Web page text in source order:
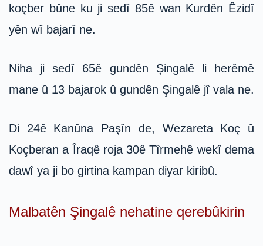
koçber bûne ku ji sedî 85ê wan Kurdên Êzidî
yên wî bajarî ne.
Niha ji sedî 65ê gundên Şingalê li herêmê
mane û 13 bajarok û gundên Şingalê jî vala ne.
Di 24ê Kanûna Paşîn de, Wezareta Koç û
Koçberan a Îraqê roja 30ê Tîrmehê wekî dema
dawî ya ji bo girtina kampan diyar kiribû.
Malbatên Şingalê nehatine qerebûkirin